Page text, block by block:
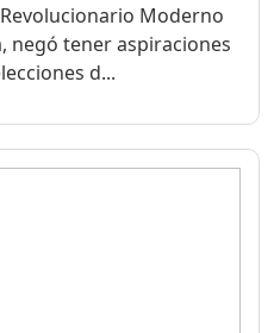
Moderno
negó tener aspiraciones
d...